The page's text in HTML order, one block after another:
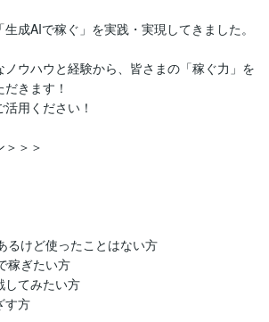
成AIで稼ぐ」を実践・実現してきました。
ウハウと経験から、皆さまの「稼ぐ力」を
きます！
用ください！
＞＞＞
るけど使ったことはない方
稼ぎたい方
してみたい方
す方